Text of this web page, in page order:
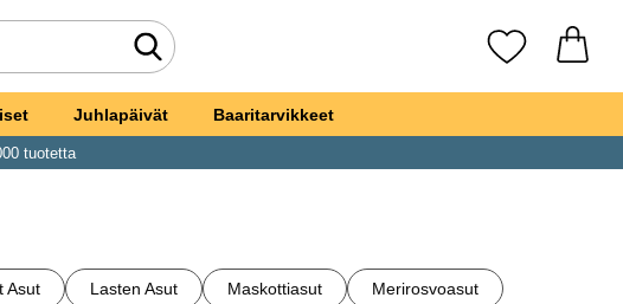
Tee haku Suosikkini
Juhlapäivät Baaritarvikkeet
tuotetta
Asut Lasten Asut Maskottiasut Merirosvoasut